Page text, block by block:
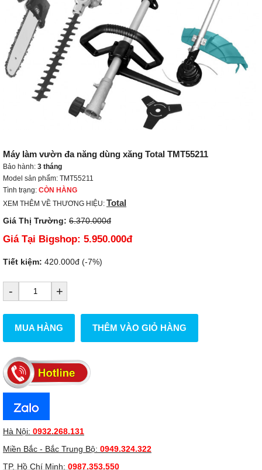
Máy làm vườn đa năng dùng xăng Total TMT55211
Bảo hành: 3 tháng
Model sản phẩm: TMT55211
Tình trạng: CÒN HÀNG
XEM THÊM VỀ THƯƠNG HIỆU: Total
Giá Thị Trường: 6.370.000đ
Giá Tại Bigshop: 5.950.000đ
Tiết kiệm: 420.000đ (-7%)
- +
MUA HÀNG THÊM VÀO GIỎ HÀNG
Hà Nội: 0932.268.131
Miền Bắc - Bắc Trung Bộ: 0949.324.322
TP. Hồ Chí Minh: 0987.353.550